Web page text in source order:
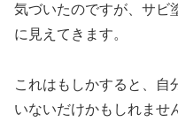
気づいたのですが、サビ
に見えてきます。
これはもしかすると、自
いないだけかもしれませ